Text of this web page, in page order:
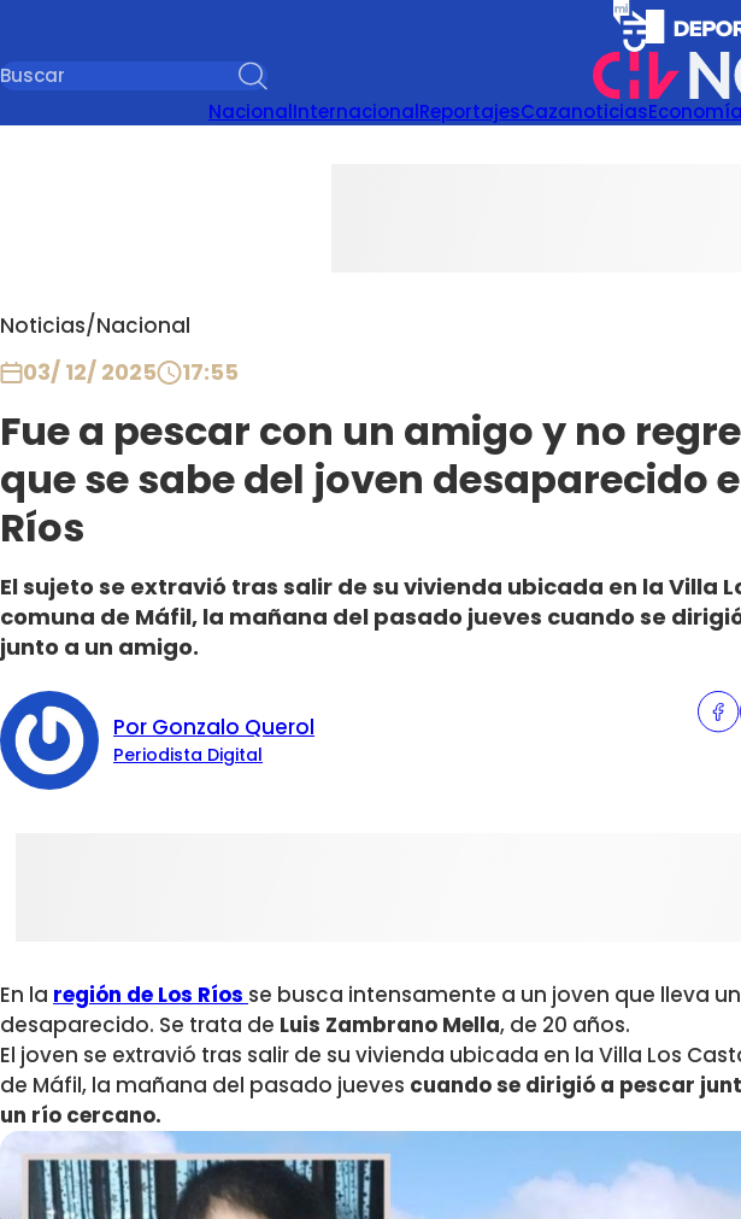
NacionalInternacionalReportajesCazanoticiasEconomía
Noticias/Nacional
03/ 12/ 2025 17:55
Fue a pescar con un amigo y no
que se sabe del joven desaparecido
Ríos
El sujeto se extravió tras salir de su vivienda ubicada en la Villa
comuna de Máfil, la mañana del pasado jueves cuando se
junto a un amigo.
Por Gonzalo Querol
Periodista Digital
En la región de Los Ríos se busca intensamente a un joven que lleva
desaparecido. Se trata de Luis Zambrano Mella, de 20 años.
El joven se extravió tras salir de su vivienda ubicada en la Villa Los
de Máfil, la mañana del pasado jueves cuando se dirigió a pescar
un río cercano.